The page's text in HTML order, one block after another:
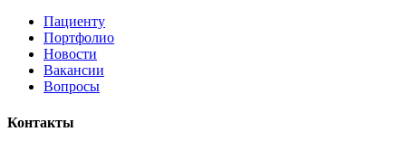
Пациенту
Портфолио
Новости
Вакансии
Вопросы
Контакты